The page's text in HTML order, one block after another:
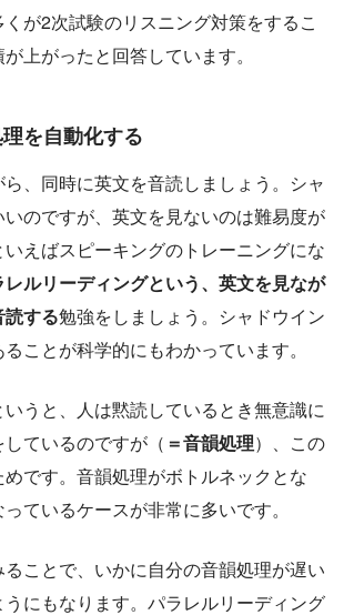
が2次試験のリスニング対策をするこ
上がったと回答しています。
を自動化する
、同時に英文を音読しましょう。シャ
いのですが、英文を見ないのは難易度が
えばスピーキングのトレーニングにな
レルリーディングという、英文を見なが
読する勉強をしましょう。シャドウイン
ことが科学的にもわかっています。
うと、人は黙読しているとき無意識に
ているのですが（ ＝音韻処理）、この
です。音韻処理がボトルネックとな
ているケースが非常に多いです。
ことで、いかに自分の音韻処理が遅い
にもなります。パラレルリーディング